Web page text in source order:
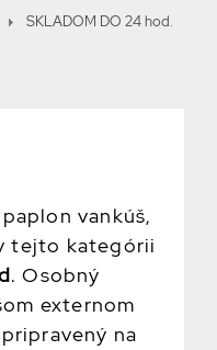
SKLADOM DO 24 hod.
vankúš,
tejto kategórii
. Osobný
externom
na